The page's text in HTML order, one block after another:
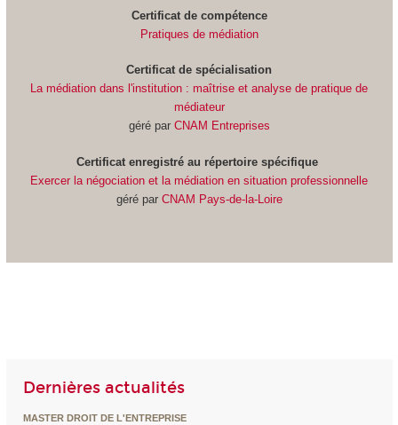
Certificat de compétence
Pratiques de médiation
Certificat de spécialisation
La médiation dans l'institution : maîtrise et analyse de pratique de
médiateur
géré par CNAM Entreprises
Certificat enregistré au répertoire spécifique
Exercer la négociation et la médiation en situation professionnelle
géré par CNAM Pays-de-la-Loire
Dernières actualités
MASTER DROIT DE L'ENTREPRISE